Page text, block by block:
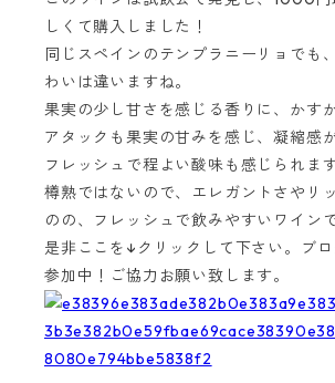
しくて購入しました！
同じスペインのテンプラニーリョでも
わいは違いますね。
果実の少し甘さを感じる香りに、かす
アタックも果実の甘みを感じ、凝縮感
フレッシュで程よい酸味も感じられます
樽熟ではないので、エレガントさやリ
のの、フレッシュで飲みやすいワイン
是非ここを↓クリックして下さい。ブ
参加中！ご協力お願い致します。